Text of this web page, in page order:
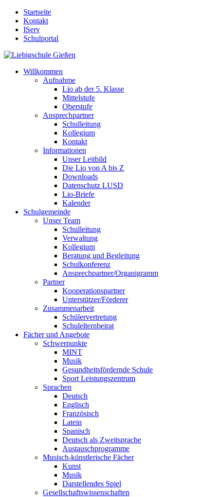
Startseite
Kontakt
IServ
Schulportal
Willkommen
Aufnahme
Lio ab der 5. Klasse
Mittelstufe
Oberstufe
Ansprechpartner
Schulleitung
Kollegium
Kontakt
Informationen
Unser Leitbild
Die Lio von A bis Z
Downloads
Datenschutz LUSD
Lio-Briefe
Kalender
Schulgemeinde
Unser Team
Schulleitung
Verwaltung
Kollegium
Beratung und Begleitung
Schulkonferenz
Ansprechpartner/Organigramm
Partner
Kooperationspartner
Unterstützer/Förderer
Zusammenarbeit
Schülervertretung
Schulelternbeirat
Fächer und Angebote
Schwerpunkte
MINT
Musik
Gesundheitsfördernde Schule
Sport Leistungszentrum
Sprachen
Deutsch
Englisch
Französisch
Latein
Spanisch
Deutsch als Zweitsprache
Austauschprogramme
Musisch-künstlerische Fächer
Kunst
Musik
Darstellendes Spiel
Gesellschafts­wissenschaften